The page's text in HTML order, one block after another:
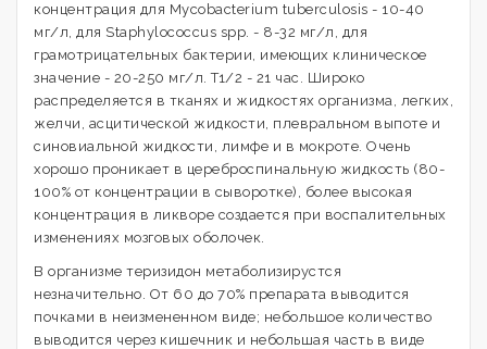
концентрация для Mycobacterium tuberculosis - 10-40
мг/л, для Staphylococcus spp. - 8-32 мг/л, для
грамотрицательных бактерии, имеющих клиническое
значение - 20-250 мг/л. T1/2 - 21 час. Широко
распределяется в тканях и жидкостях организма, легких,
желчи, асцитической жидкости, плевральном выпоте и
синовиальной жидкости, лимфе и в мокроте. Очень
хорошо проникает в цереброспинальную жидкость (80-
100% от концентрации в сыворотке), более высокая
концентрация в ликворе создается при воспалительных
изменениях мозговых оболочек.
В организме теризидон метаболизирустся
незначительно. От 60 до 70% препарата выводится
почками в неизмененном виде; небольшое количество
выводится через кишечник и небольшая часть в виде